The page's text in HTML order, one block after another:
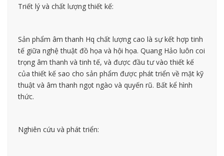
Triết lý và chất lượng thiết kế:
Sản phẩm âm thanh Hq chất lượng cao là sự kết hợp tinh
tế giữa nghệ thuật đồ họa và hội họa. Quang Hảo luôn coi
trọng âm thanh và tinh tế, và được đầu tư vào thiết kế
của thiết kế sao cho sản phẩm được phát triển về mặt kỹ
thuật và âm thanh ngọt ngào và quyến rũ. Bất kể hình
thức.
Nghiên cứu và phát triển: